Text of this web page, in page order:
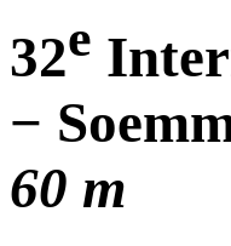
32e
−
60 m